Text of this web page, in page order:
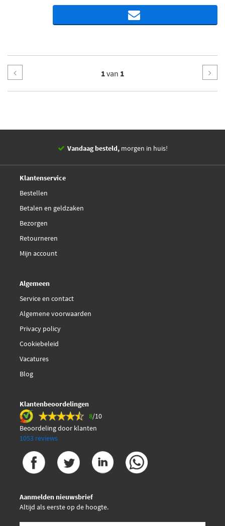
1van 1
Vandaag besteld, morgen in huis!
Klantenservice
Bestellen
Betalen en geldzaken
Bezorgen
Retourneren
Mijn account
Algemeen
Service en contact
Algemene voorwaarden
Privacy policy
Cookiebeleid
Vacatures
Blog
Klantenbeoordelingen
8/10
Beoordeling door klanten
1053 reviews
Aanmelden nieuwsbrief
Altijd als eerste op de hoogte.